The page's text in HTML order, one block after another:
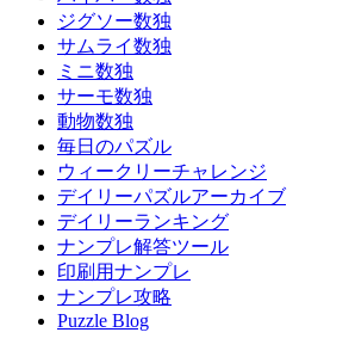
ジグソー数独
サムライ数独
ミニ数独
サーモ数独
動物数独
毎日のパズル
ウィークリーチャレンジ
デイリーパズルアーカイブ
デイリーランキング
ナンプレ解答ツール
印刷用ナンプレ
ナンプレ攻略
Puzzle Blog